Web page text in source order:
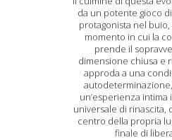
da un potente gioco
protagonista nel
momento in cui la
prende il
dimensione chiusa e
approda a una
un’esperienza intima
universale di rinascita,
centro della propria
finale di